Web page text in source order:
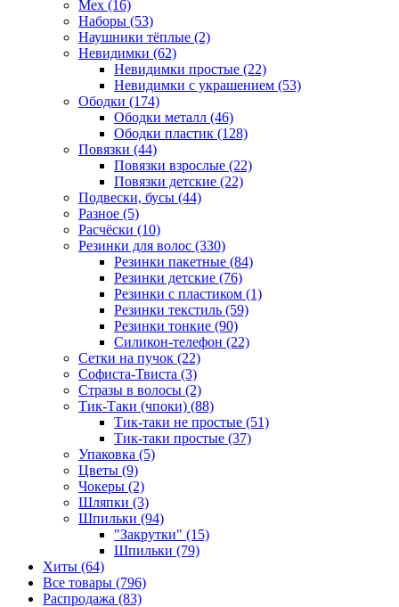
Мех (16)
Наборы (53)
Наушники тёплые (2)
Невидимки (62)
Невидимки простые (22)
Невидимки с украшением (53)
Ободки (174)
Ободки металл (46)
Ободки пластик (128)
Повязки (44)
Повязки взрослые (22)
Повязки детские (22)
Подвески, бусы (44)
Разное (5)
Расчёски (10)
Резинки для волос (330)
Резинки пакетные (84)
Резинки детские (76)
Резинки с пластиком (1)
Резинки текстиль (59)
Резинки тонкие (90)
Силикон-телефон (22)
Сетки на пучок (22)
Софиста-Твиста (3)
Стразы в волосы (2)
Тик-Таки (чпоки) (88)
Тик-таки не простые (51)
Тик-таки простые (37)
Упаковка (5)
Цветы (9)
Чокеры (2)
Шляпки (3)
Шпильки (94)
"Закрутки" (15)
Шпильки (79)
Хиты (64)
Все товары (796)
Распродажа (83)